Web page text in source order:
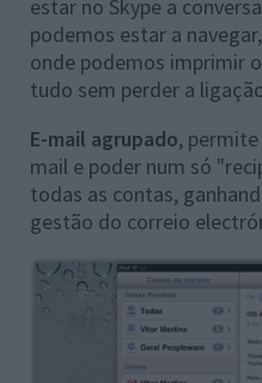
estar no Skype a
podemos estar a
onde podemos imprimir
tudo sem perder a
E-mail agrupado,
mail e poder num só
todas as contas,
gestão do correio